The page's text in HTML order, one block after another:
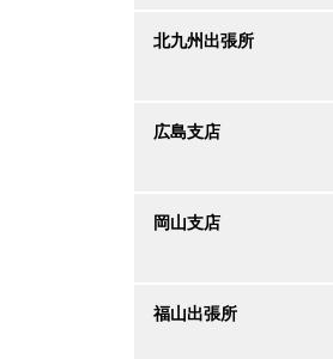
北九州出張所
広島支店
岡山支店
福山出張所